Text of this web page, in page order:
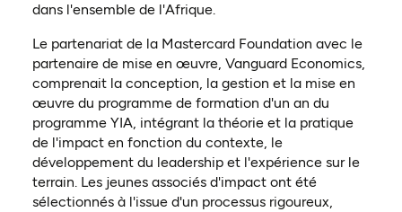
dans l'ensemble de l'Afrique.
Le partenariat de la Mastercard Foundation avec le
partenaire de mise en œuvre, Vanguard Economics,
comprenait la conception, la gestion et la mise en
œuvre du programme de formation d'un an du
programme YIA, intégrant la théorie et la pratique
de l'impact en fonction du contexte, le
développement du leadership et l'expérience sur le
terrain. Les jeunes associés d'impact ont été
sélectionnés à l'issue d'un processus rigoureux,